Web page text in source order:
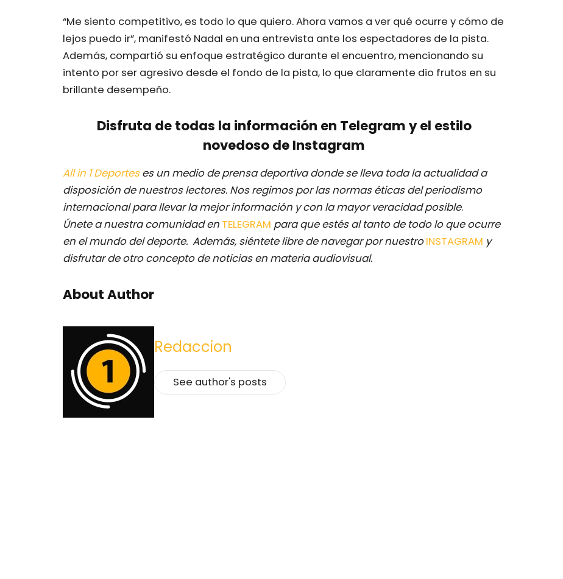
“Me siento competitivo, es todo lo que quiero. Ahora vamos a ver qué ocurre y cómo de
lejos puedo ir”, manifestó Nadal en una entrevista ante los espectadores de la pista.
Además, compartió su enfoque estratégico durante el encuentro, mencionando su
intento por ser agresivo desde el fondo de la pista, lo que claramente dio frutos en su
brillante desempeño.
Disfruta de todas la información en Telegram y el estilo
novedoso de Instagram
All in 1 Deporteses un medio de prensa deportiva donde se lleva toda la actualidad a
disposición de nuestros lectores. Nos regimos por las normas éticas del periodismo
internacional para llevar la mejor información y con la mayor veracidad posible.
Únete a nuestra comunidad en TELEGRAM para que estés al tanto de todo lo que ocurre
en el mundo del deporte. Además, siéntete libre de navegar por nuestro INSTAGRAM y
disfrutar de otro concepto de noticias en materia audiovisual.
About Author
Redaccion
See author's posts